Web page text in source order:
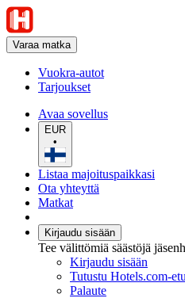
Varaa matka
Vuokra-autot
Tarjoukset
Avaa sovellus
EUR
•
Listaa majoituspaikkasi
Ota yhteyttä
Matkat
Kirjaudu sisään
Tee välittömiä säästöjä
Kirjaudu sisään
Tutustu Hotels.com-
Palaute